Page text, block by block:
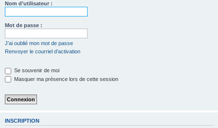
Nom d’utilisateur :
Mot de passe :
J’ai oublié mon mot de passe
Renvoyer le courriel d’activation
Se souvenir de moi
Masquer ma présence lors de cette session
INSCRIPTION